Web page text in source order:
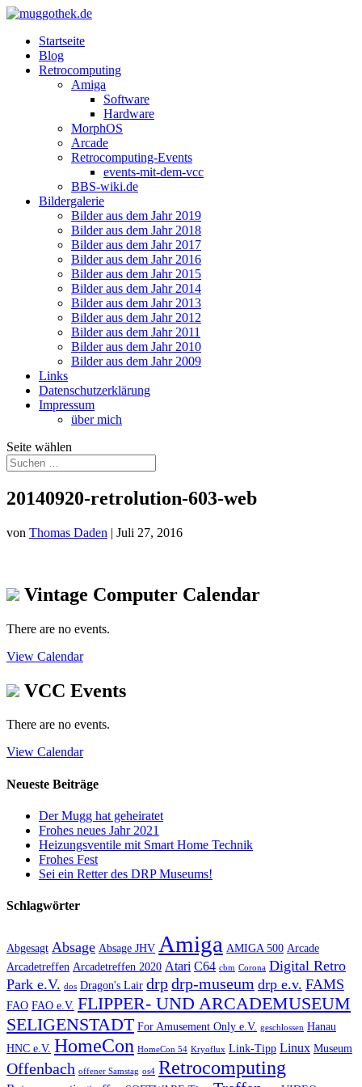
Startseite
Blog
Retrocomputing
Amiga
Software
Hardware
MorphOS
Arcade
Retrocomputing-Events
events-mit-dem-vcc
BBS-wiki.de
Bildergalerie
Bilder aus dem Jahr 2019
Bilder aus dem Jahr 2018
Bilder aus dem Jahr 2017
Bilder aus dem Jahr 2016
Bilder aus dem Jahr 2015
Bilder aus dem Jahr 2014
Bilder aus dem Jahr 2013
Bilder aus dem Jahr 2012
Bilder aus dem Jahr 2011
Bilder aus dem Jahr 2010
Bilder aus dem Jahr 2009
Links
Datenschutzerklärung
Impressum
über mich
Seite wählen
20140920-retrolution-603-web
von Thomas Daden | Juli 27, 2016
Vintage Computer Calendar
There are no events.
View Calendar
VCC Events
There are no events.
View Calendar
Neueste Beiträge
Der Mugg hat geheiratet
Frohes neues Jahr 2021
Heizungsventile mit Smart Home Technik
Frohes Fest
Sei ein Retter des DRP Museums!
Schlagwörter
Abgesagt Absage Absage JHV Amiga AMIGA 500 Arcade
Arcadetreffen Arcadetreffen 2020 Atari C64 cbm Corona Digital Retro
Park e.V. dos Dragon's Lair drpdrp-museum drp e.v. FAMS
FAO FAO e.V. FLIPPER- UND ARCADEMUSEUM
SELIGENSTADT For Amusement Only e.V. geschlossen Hanau
HNC e.V. HomeCon HomeCon 54 Kryoflux Link-Tipp Linux Museum
Offenbach offener Samstag os4 Retrocomputing